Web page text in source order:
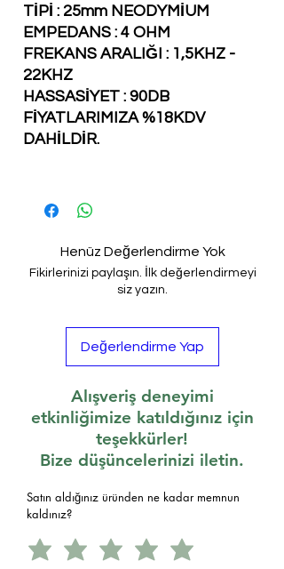
TİPİ : 25mm NEODYMİUM
EMPEDANS : 4 OHM
FREKANS ARALIĞI : 1,5KHZ -
22KHZ
HASSASİYET : 90DB
FİYATLARIMIZA %18KDV
DAHİLDİR.
Henüz Değerlendirme Yok
Fikirlerinizi paylaşın. İlk değerlendirmeyi
siz yazın.
Değerlendirme Yap
Alışveriş deneyimi
etkinliğimize katıldığınız için
teşekkürler!
Bize düşüncelerinizi iletin.
Satın aldığınız üründen ne kadar memnun
kaldınız?